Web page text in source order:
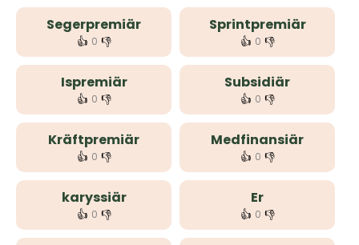
Segerpremiär
👍 0 👎
Sprintpremiär
👍 0 👎
Ispremiär
👍 0 👎
Subsidiär
👍 0 👎
Kräftpremiär
👍 0 👎
Medfinansiär
👍 0 👎
karyssiär
👍 0 👎
Er
👍 0 👎